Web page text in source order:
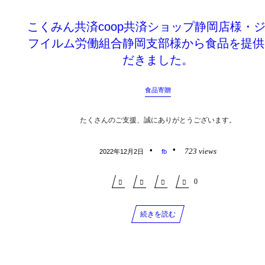
こくみん共済coop共済ショップ静岡店様・
フイルム労働組合静岡支部様から食品を提
だきました。
食品寄贈
たくさんのご支援、誠にありがとうございます。
2022年12月2日 fb 723 views
0
続きを読む